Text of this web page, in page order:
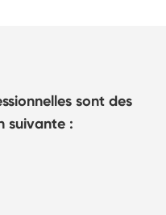
sont des
suivante :